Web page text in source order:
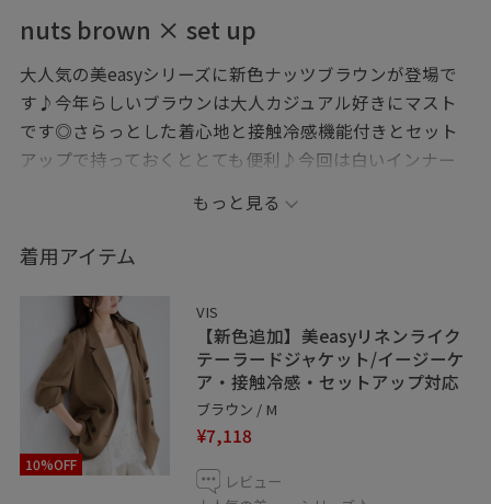
nuts brown × set up
大人気の美easyシリーズに新色ナッツブラウンが登場で
す♪今年らしいブラウンは大人カジュアル好きにマスト
です◎さらっとした着心地と接触冷感機能付きとセット
アップで持っておくととても便利♪今回は白いインナー
使えるオススメのセットアップコーデ。
・
気軽にフォロー、お気に入り登録♡して下さい♪
✔︎WEAR
account→_ichi
もっと見る
着用アイテム
10%OFF
VIS
【新色追加】美easyリネンライク
テーラードジャケット/イージーケ
ア・接触冷感・セットアップ対応
ブラウン / M
¥7,118
レビュー